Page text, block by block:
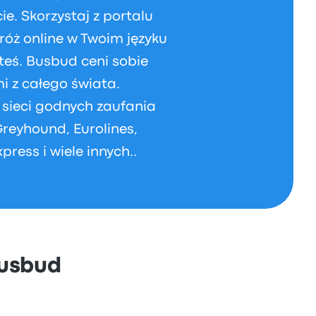
Skorzystaj z portalu
online w Twoim języku
Busbud ceni sobie
z całego świata.
godnych zaufania
Eurolines,
i wiele innych..